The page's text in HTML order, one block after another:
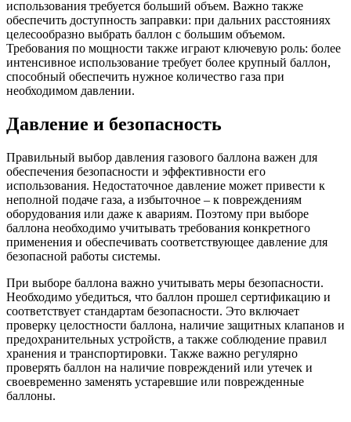
использования требуется больший объем. Важно также
обеспечить доступность заправки: при дальних расстояниях
целесообразно выбрать баллон с большим объемом.
Требования по мощности также играют ключевую роль: более
интенсивное использование требует более крупный баллон,
способный обеспечить нужное количество газа при
необходимом давлении.
Давление и безопасность
Правильный выбор давления газового баллона важен для
обеспечения безопасности и эффективности его
использования. Недостаточное давление может привести к
неполной подаче газа, а избыточное – к повреждениям
оборудования или даже к авариям. Поэтому при выборе
баллона необходимо учитывать требования конкретного
применения и обеспечивать соответствующее давление для
безопасной работы системы.
При выборе баллона важно учитывать меры безопасности.
Необходимо убедиться, что баллон прошел сертификацию и
соответствует стандартам безопасности. Это включает
проверку целостности баллона, наличие защитных клапанов и
предохранительных устройств, а также соблюдение правил
хранения и транспортировки. Также важно регулярно
проверять баллон на наличие повреждений или утечек и
своевременно заменять устаревшие или поврежденные
баллоны.